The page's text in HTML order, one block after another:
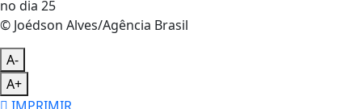
© Joédson Alves/Agência Brasil
A-
A+